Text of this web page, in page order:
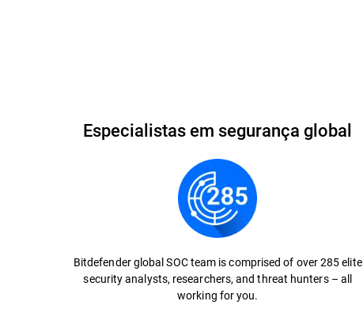
Especialistas em segurança global
Bitdefender global SOC team is comprised of over 285 elite
security analysts, researchers, and threat hunters – all
working for you.